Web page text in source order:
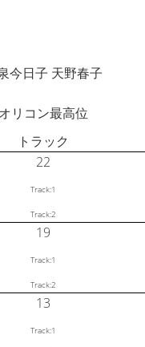
今日子 天野春子
オリコン最高位
トラック
22
Track:1
Track:2
19
Track:1
Track:2
13
Track:1